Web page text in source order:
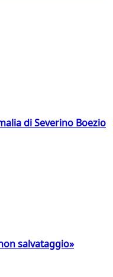
di Severino Boezio
salvataggio»